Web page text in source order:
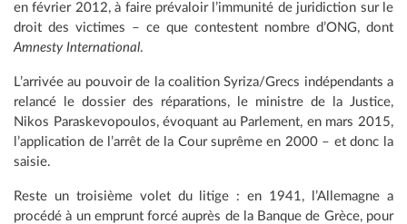
en février 2012, à faire prévaloir l’immunité de juridiction sur le
droit des victimes – ce que contestent nombre d’ONG, dont
Amnesty International.
L’arrivée au pouvoir de la coalition Syriza/Grecs indépendants a
relancé le dossier des réparations, le ministre de la Justice,
Nikos Paraskevopoulos, évoquant au Parlement, en mars 2015,
l’application de l’arrêt de la Cour suprême en 2000 – et donc la
saisie.
Reste un troisième volet du litige : en 1941, l’Allemagne a
procédé à un emprunt forcé auprès de la Banque de Grèce, pour